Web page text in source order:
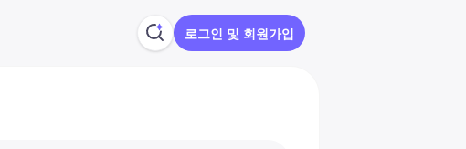
로그인 및 회원가입